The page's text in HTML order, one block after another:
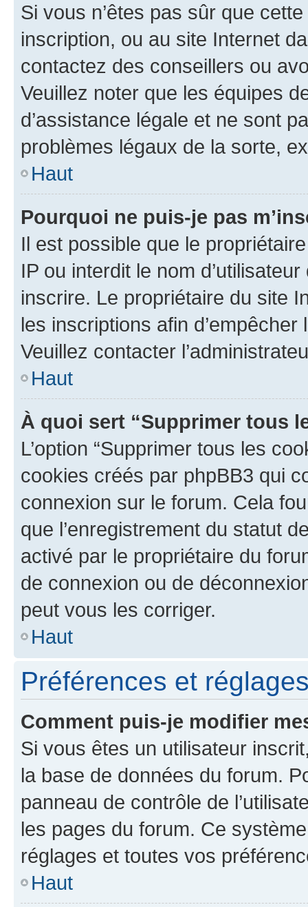
Si vous n’êtes pas sûr que
inscription, ou au site Internet
contactez des conseillers ou
Veuillez noter que les équipes
d’assistance légale et ne sont
problèmes légaux de la sorte,
Haut
Pourquoi ne puis-je pas
Il est possible que le
IP ou interdit le nom
inscrire. Le propriétaire du site
les inscriptions afin
Veuillez contacter
Haut
À quoi sert “Supprimer tous
L’option “Supprimer tous les
cookies créés par phpBB3 qui
connexion sur le forum. Cela
que l’enregistrement du statut
activé par le propriétaire du
de connexion ou de
peut vous les corriger.
Haut
Préférences et
Comment puis-je modifier
Si vous êtes un utilisateur
la base de données du forum.
panneau de contrôle de
les pages du forum. Ce
réglages et toutes vos
Haut